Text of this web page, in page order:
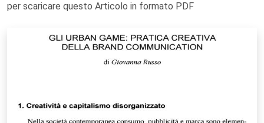
per scaricare questo Articolo in formato PDF